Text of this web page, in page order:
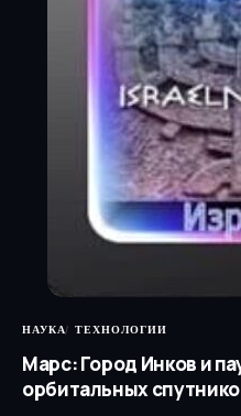
НАУКА ТЕХНОЛОГИИ
Марс: Город Инков и
орбитальных